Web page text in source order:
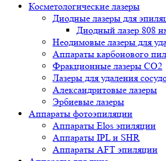
Косметологические лазеры
Диодные лазеры для
Диодный лазер 808
Неодимовые лазеры для
Аппараты карбонового
Фракционные лазеры CO2
Лазеры для удаления
Александритовые лазеры
Эрбиевые лазеры
Аппараты фотоэпиляции
Аппараты Elos эпиляции
Аппараты IPL и SHR
Аппараты AFT эпиляции